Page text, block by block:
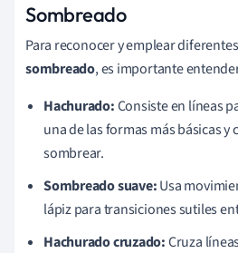
Sombreado
Para reconocer y emplear
sombreado, es importante
Hachurado:Consiste en líneas
una de las formas más básicas y
sombrear.
Sombreado suave:Usa
lápiz para transiciones sutiles
Hachurado cruzado:Cruza